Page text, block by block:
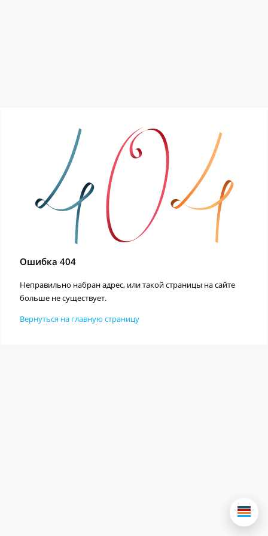
Ошибка 404
Неправильно набран адрес, или такой страницы на сайте
больше не существует.
Вернуться на главную страницу